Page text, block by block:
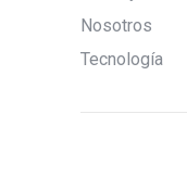
Nosotros
Tecnología